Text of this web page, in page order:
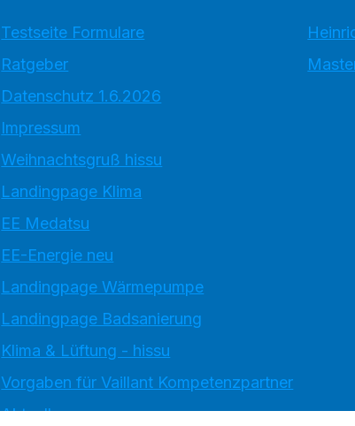
Testseite Formulare
Ratgeber
Datenschutz 1.6.2026
Impressum
Weihnachtsgruß hissu
Landingpage Klima
EE Medatsu
EE-Energie neu
Landingpage Wärmepumpe
Landingpage Badsanierung
Klima & Lüftung - hissu
Vorgaben für Vaillant Kompetenzpartner
Aktuelles